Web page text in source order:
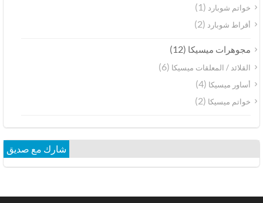
خواتم شوبارد(1)
أقراط شوبارد(2)
مجوهرات ميسيكا(12)
القلائد / المعلقات ميسيكا(6)
أساور ميسيكا(4)
خواتم ميسيكا(2)
شارك مع صديق